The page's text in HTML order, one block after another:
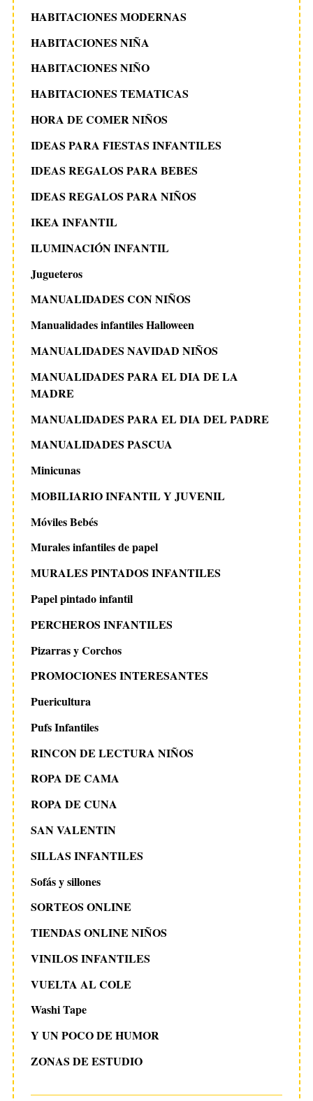
HABITACIONES MODERNAS
HABITACIONES NIÑA
HABITACIONES NIÑO
HABITACIONES TEMATICAS
HORA DE COMER NIÑOS
IDEAS PARA FIESTAS INFANTILES
IDEAS REGALOS PARA BEBES
IDEAS REGALOS PARA NIÑOS
IKEA INFANTIL
ILUMINACIÓN INFANTIL
Jugueteros
MANUALIDADES CON NIÑOS
Manualidades infantiles Halloween
MANUALIDADES NAVIDAD NIÑOS
MANUALIDADES PARA EL DIA DE LA
MADRE
MANUALIDADES PARA EL DIA DEL PADRE
MANUALIDADES PASCUA
Minicunas
MOBILIARIO INFANTIL Y JUVENIL
Móviles Bebés
Murales infantiles de papel
MURALES PINTADOS INFANTILES
Papel pintado infantil
PERCHEROS INFANTILES
Pizarras y Corchos
PROMOCIONES INTERESANTES
Puericultura
Pufs Infantiles
RINCON DE LECTURA NIÑOS
ROPA DE CAMA
ROPA DE CUNA
SAN VALENTIN
SILLAS INFANTILES
Sofás y sillones
SORTEOS ONLINE
TIENDAS ONLINE NIÑOS
VINILOS INFANTILES
VUELTA AL COLE
Washi Tape
Y UN POCO DE HUMOR
ZONAS DE ESTUDIO